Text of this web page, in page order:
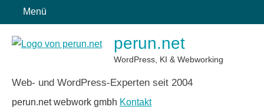
Inhalt
springen
Menü
perun.net
WordPress, KI & Webworking
Web- und WordPress-Experten seit 2004
perun.net webwork gmbh Kontakt